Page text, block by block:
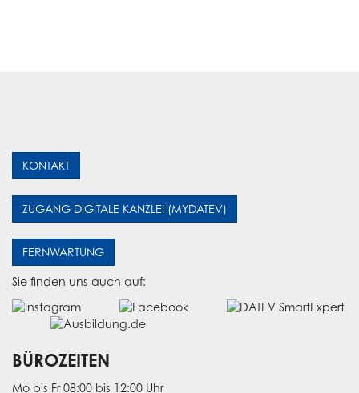
KONTAKT
ZUGANG DIGITALE KANZLEI (MYDATEV)
FERNWARTUNG
Sie finden uns auch auf:
BÜROZEITEN
Mo bis Fr 08:00 bis 12:00 Uhr